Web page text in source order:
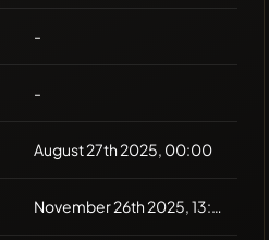
-
-
August 27th 2025, 00:00
November 26th 2025, 13:43